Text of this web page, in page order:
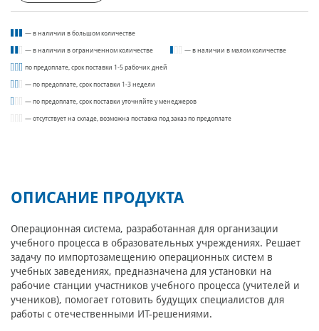
— в наличии в большом количестве
— в наличии в ограниченном количестве — в наличии в малом количестве
по предоплате, срок поставки 1-5 рабочих дней
— по предоплате, срок поставки 1-3 недели
— по предоплате, срок поставки уточняйте у менеджеров
— отсутствует на складе, возможна поставка под заказ по предоплате
ОПИСАНИЕ ПРОДУКТА
Операционная система, разработанная для организации
учебного процесса в образовательных учреждениях. Решает
задачу по импортозамещению операционных систем в
учебных заведениях, предназначена для установки на
рабочие станции участников учебного процесса (учителей и
учеников), помогает готовить будущих специалистов для
работы с отечественными ИТ-решениями.